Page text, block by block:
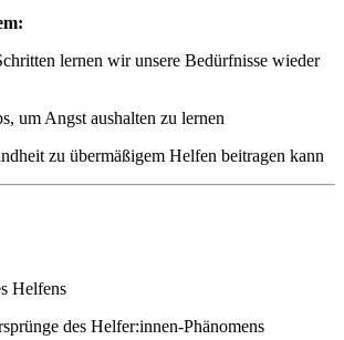
lernen wir unsere Bedürfnisse wieder
um Angst aushalten zu lernen
zu übermäßigem Helfen beitragen kann
Helfens
des Helfer:innen-Phänomens